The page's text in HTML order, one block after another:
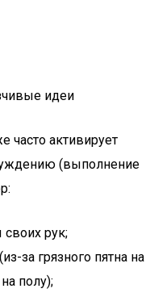
идеи
активирует
(выполнение
своих рук;
за грязного пятна на
полу);